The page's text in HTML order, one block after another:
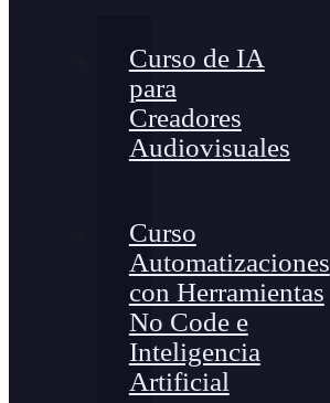
Curso de IA
para
Creadores
Audiovisuales
Curso
Automatizaciones
con Herramientas
No Code e
Inteligencia
Artificial